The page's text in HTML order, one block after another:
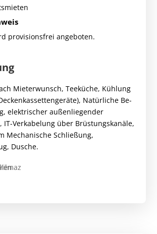
provisionsfrei angeboten.
Mieterwunsch, Teeküche, Kühlung
Natürliche Be-
elektrischer außenliegender
IT-Verkabelung über Brüstungskanäle,
Mechanische Schließung,
Dusche.